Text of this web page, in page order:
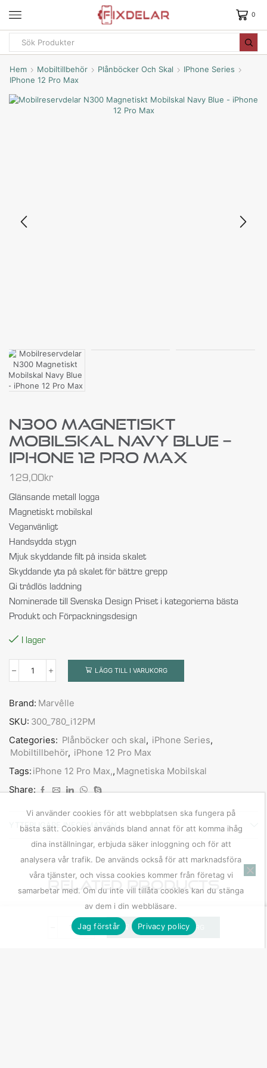
0
Hem Mobiltillbehör Plånböcker Och Skal
IPhone Series
IPhone 12 Pro Max
N300 Magnetiskt
Mobilskal Navy Blue –
IPhone 12 Pro Max
129,00kr
Glänsande metall logga
Magnetiskt mobilskal
Veganvänligt
Handsydda stygn
Mjuk skyddande filt på insida skalet
Skyddande yta på skalet för bättre grepp
Qi trådlös laddning
Nominerade till Svenska Design Priset i kategorierna bästa
Produkt och Förpackningsdesign
I lager
LÄGG TILL I VARUKORG
Brand: Marvêlle
SKU: 300_780_i12PM
Categories: Plånböcker och skal, iPhone Series,
Mobiltillbehör, iPhone 12 Pro Max
Tags: iPhone 12 Pro Max,, Magnetiska Mobilskal
Share:
YTTERLIGARE INFORMATION
Related Products
LÄGG TILL I VARUKORG
Vi använder cookies för att webbplatsen ska fungera på
bästa sätt. Cookies används bland annat för att komma ihåg
dina inställningar, erbjuda säker inloggning och för att
analysera vår trafik. De används också för att marknadsföra
våra tjänster, och vissa cookies kommer från företag vi
samarbetar med. Om du inte vill tillåta cookies kan du stänga
av dem i din webbläsare.
Jag förstår Privacy policy